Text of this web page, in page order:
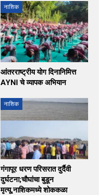
नाशिक
आंतरराष्ट्रीय योग दिनानिमित्त
AYNI चे व्यापक अभियान
नाशिक
गंगापूर धरण परिसरात दुर्दैवी
दुर्घटना;चौघांचा बुडून
मृत्यू,नाशिकमध्ये शोककळा